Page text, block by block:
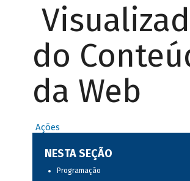
do
da Web
Ações
NESTA SEÇÃO
Programação